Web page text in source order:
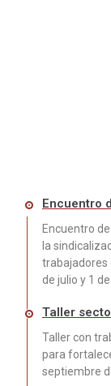
Encuentro
Encuentro
la
trabajadores
de julio y 1
Taller
Taller con
para
septiembre